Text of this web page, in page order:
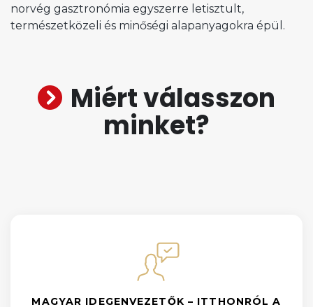
norvég gasztronómia egyszerre letisztult,
természetközeli és minőségi alapanyagokra épül.
Miért válasszon
minket?
MAGYAR IDEGENVEZETŐK – ITTHONRÓL A